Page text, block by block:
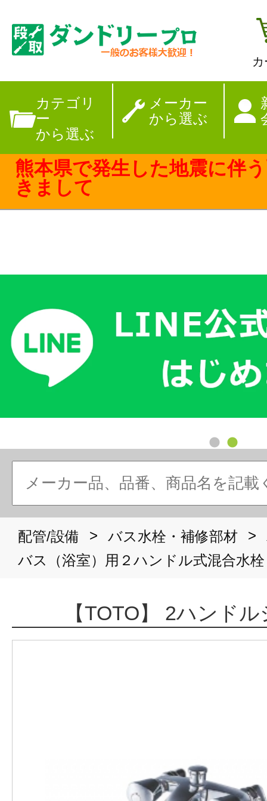
カテゴリ
ー
から選ぶ
メーカー
から選ぶ
【夏季休暇のお
熊本県で発生した地震に伴
きまして
配管/設備 > バス水栓・補修部材 >
バス（浴室）用２ハンドル式混合水栓
【TOTO】 2ハンド